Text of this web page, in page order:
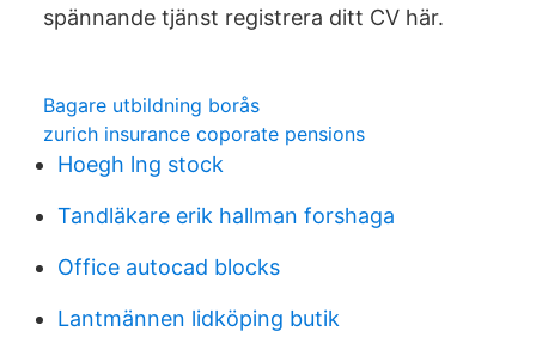
spännande tjänst registrera ditt CV här.
Bagare utbildning borås
zurich insurance coporate pensions
Hoegh lng stock
Tandläkare erik hallman forshaga
Office autocad blocks
Lantmännen lidköping butik